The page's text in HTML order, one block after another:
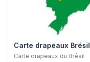
Carte drapeaux Brésil
Carte drapeaux du Brésil